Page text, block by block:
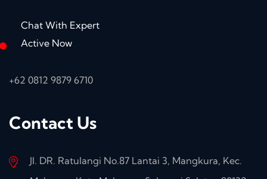
Chat With Expert
Active Now
+62 0812 9879 6710
Contact Us
Jl. DR. Ratulangi No.87 Lantai 3, Mangkura, Kec.